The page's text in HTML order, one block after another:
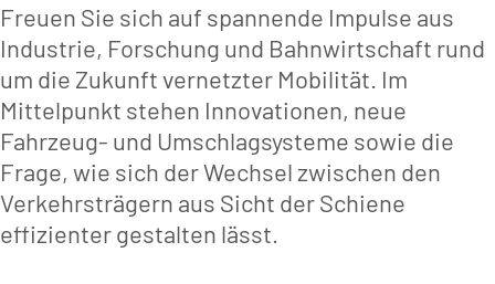
Freuen Sie sich auf spannende Impulse aus
Industrie, Forschung und Bahnwirtschaft rund
um die Zukunft vernetzter Mobilität. Im
Mittelpunkt stehen Innovationen, neue
Fahrzeug- und Umschlagsysteme sowie die
Frage, wie sich der Wechsel zwischen den
Verkehrsträgern aus Sicht der Schiene
effizienter gestalten lässt.